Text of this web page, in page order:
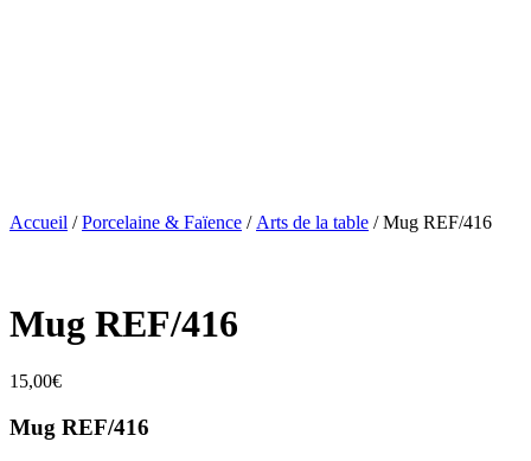
Accueil /Porcelaine & Faïence / Arts de la table / Mug REF/416
Mug REF/416
15,00€
Mug REF/416